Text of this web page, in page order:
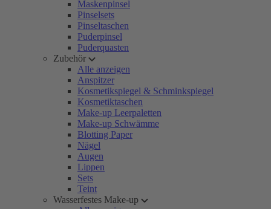
Maskenpinsel
Pinselsets
Pinseltaschen
Puderpinsel
Puderquasten
Zubehör
Alle anzeigen
Anspitzer
Kosmetikspiegel & Schminkspiegel
Kosmetiktaschen
Make-up Leerpaletten
Make-up Schwämme
Blotting Paper
Nägel
Augen
Lippen
Sets
Teint
Wasserfestes Make-up